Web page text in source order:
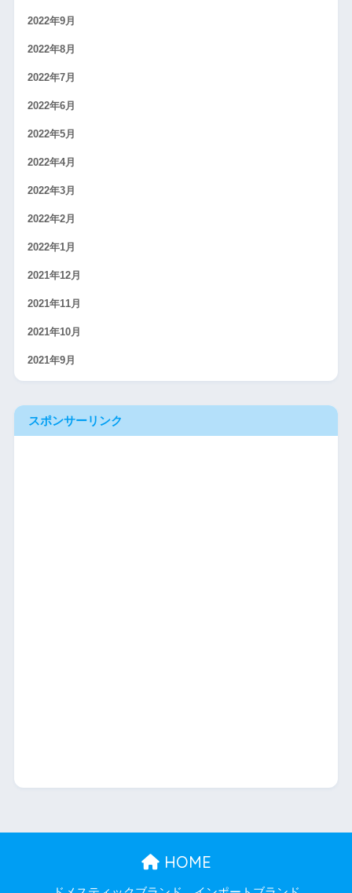
2022年9月
2022年8月
2022年7月
2022年6月
2022年5月
2022年4月
2022年3月
2022年2月
2022年1月
2021年12月
2021年11月
2021年10月
2021年9月
スポンサーリンク
HOME